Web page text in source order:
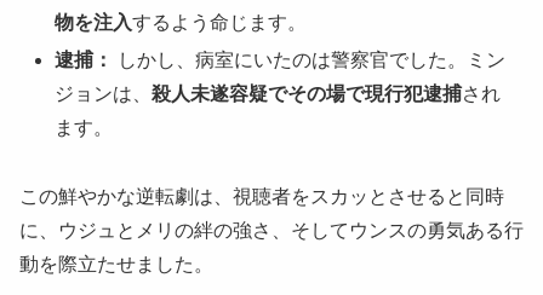
物を注入するよう命じます。
逮捕：
しかし、病室にいたのは警察官でした。ミン
ジョンは、殺人未遂容疑でその場で現行犯逮捕され
ます。
この鮮やかな逆転劇は、視聴者をスカッとさせると同時
に、ウジュとメリの絆の強さ、そしてウンスの勇気ある行
動を際立たせました。